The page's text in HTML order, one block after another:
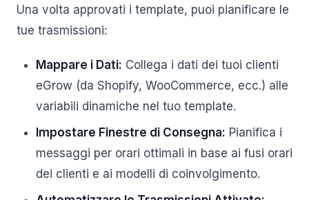
Una volta approvati i template, puoi pianificare le
tue trasmissioni:
Mappare i Dati: Collega i dati dei tuoi clienti
eGrow (da Shopify, WooCommerce, ecc.) alle
variabili dinamiche nel tuo template.
Impostare Finestre di Consegna: Pianifica i
messaggi per orari ottimali in base ai fusi orari
dei clienti e ai modelli di coinvolgimento.